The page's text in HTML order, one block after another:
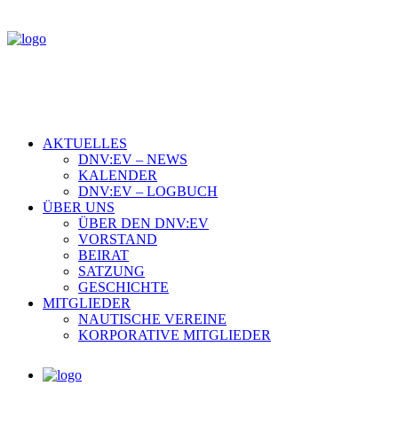
AKTUELLES
DNV:EV – NEWS
KALENDER
DNV:EV – LOGBUCH
ÜBER UNS
ÜBER DEN DNV:EV
VORSTAND
BEIRAT
SATZUNG
GESCHICHTE
MITGLIEDER
NAUTISCHE VEREINE
KORPORATIVE MITGLIEDER